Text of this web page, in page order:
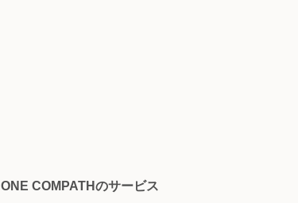
ONE COMPATHのサービス